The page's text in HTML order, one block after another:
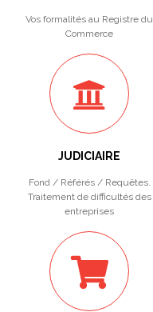
Vos formalités au Registre du
Commerce
JUDICIAIRE
Fond / Référés / Requêtes.
Traitement de difficultés des
entreprises